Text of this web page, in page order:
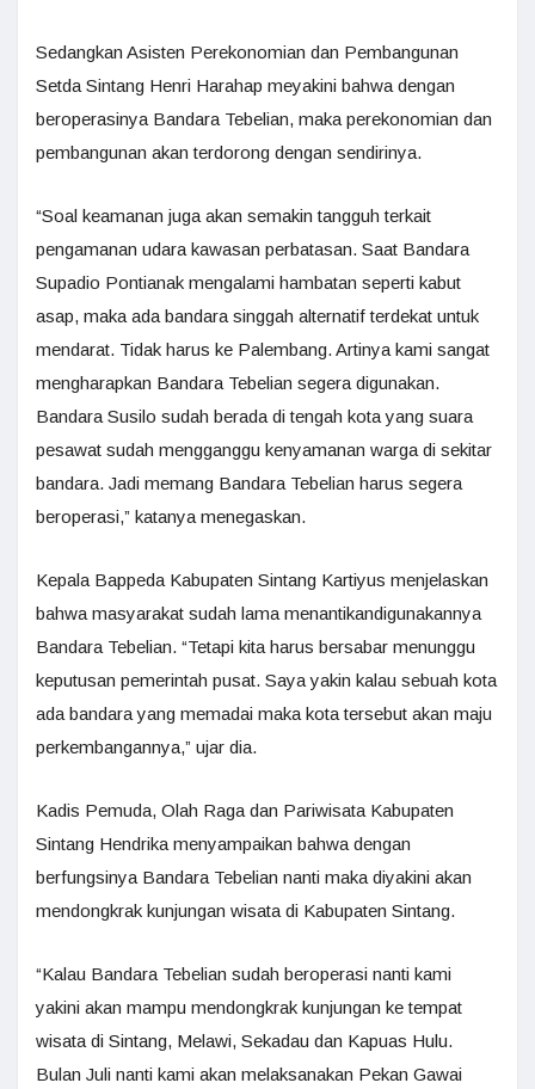
Sedangkan Asisten Perekonomian dan Pembangunan
Setda Sintang Henri Harahap meyakini bahwa dengan
beroperasinya Bandara Tebelian, maka perekonomian dan
pembangunan akan terdorong dengan sendirinya.
“Soal keamanan juga akan semakin tangguh terkait
pengamanan udara kawasan perbatasan. Saat Bandara
Supadio Pontianak mengalami hambatan seperti kabut
asap, maka ada bandara singgah alternatif terdekat untuk
mendarat. Tidak harus ke Palembang. Artinya kami sangat
mengharapkan Bandara Tebelian segera digunakan.
Bandara Susilo sudah berada di tengah kota yang suara
pesawat sudah mengganggu kenyamanan warga di sekitar
bandara. Jadi memang Bandara Tebelian harus segera
beroperasi,” katanya menegaskan.
Kepala Bappeda Kabupaten Sintang Kartiyus menjelaskan
bahwa masyarakat sudah lama menantikandigunakannya
Bandara Tebelian. “Tetapi kita harus bersabar menunggu
keputusan pemerintah pusat. Saya yakin kalau sebuah kota
ada bandara yang memadai maka kota tersebut akan maju
perkembangannya,” ujar dia.
Kadis Pemuda, Olah Raga dan Pariwisata Kabupaten
Sintang Hendrika menyampaikan bahwa dengan
berfungsinya Bandara Tebelian nanti maka diyakini akan
mendongkrak kunjungan wisata di Kabupaten Sintang.
“Kalau Bandara Tebelian sudah beroperasi nanti kami
yakini akan mampu mendongkrak kunjungan ke tempat
wisata di Sintang, Melawi, Sekadau dan Kapuas Hulu.
Bulan Juli nanti kami akan melaksanakan Pekan Gawai